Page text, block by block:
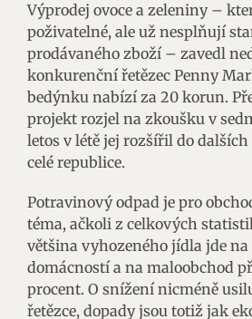
Výprodej ovoce a zeleniny –
poživatelné, ale už nesplňují
prodávaného zboží – zavedl
konkurenční řetězec Penny
bedýnku nabízí za 20 korun.
projekt rozjel na zkoušku v
letos v létě jej rozšířil do dalších
celé republice.
Potravinový odpad je pro
téma, ačkoli z celkových
většina vyhozeného jídla jde
domácností a na maloobchod
procent. O snížení nicméně
řetězce, dopady jsou totiž jak